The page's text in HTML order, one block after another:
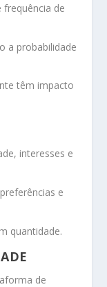
de
a probabilidade
têm impacto
interesses e
e
quantidade.
de